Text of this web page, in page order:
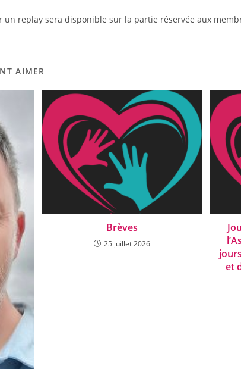
un replay sera disponible sur la partie réservée aux
AIMER
Brèves
25 juillet 2026
et